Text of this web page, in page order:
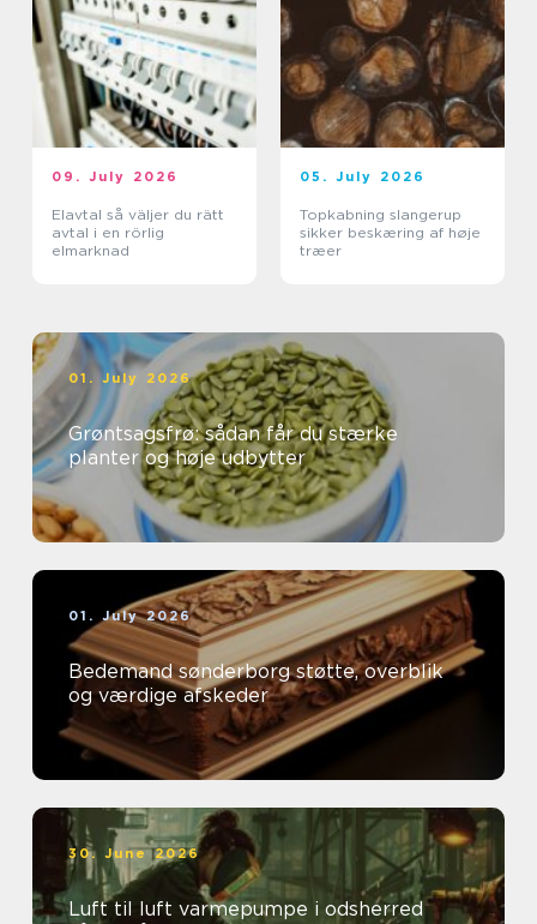
09. July 2026
Elavtal så väljer du rätt
avtal i en rörlig
elmarknad
05. July 2026
Topkabning slangerup
sikker beskæring af høje
træer
01. July 2026
Grøntsagsfrø: sådan får du stærke
planter og høje udbytter
01. July 2026
Bedemand sønderborg støtte, overblik
og værdige afskeder
30. June 2026
Luft til luft varmepumpe i odsherred